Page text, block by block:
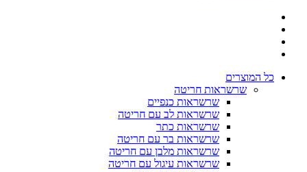
כל המוצרים
שרשראות חריטה
שרשראות כנפיים
שרשראות לב עם חריטה
שרשראות כתר
שרשראות בר עם חריטה
שרשראות מלבן עם חריטה
שרשראות עיגול עם חריטה